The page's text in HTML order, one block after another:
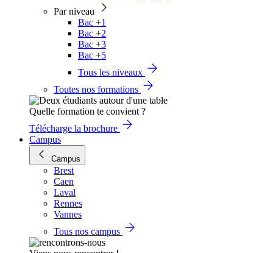
Par niveau
Bac +1
Bac +2
Bac +3
Bac +5
Tous les niveaux
Toutes nos formations
Quelle formation te convient ?
Télécharge la brochure
Campus
Campus
Brest
Caen
Laval
Rennes
Vannes
Tous nos campus